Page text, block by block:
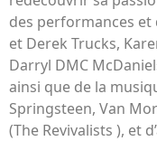
des performances et
et Derek Trucks,
Darryl DMC
ainsi que de la
Springsteen, Van
(The Revivalists ), et